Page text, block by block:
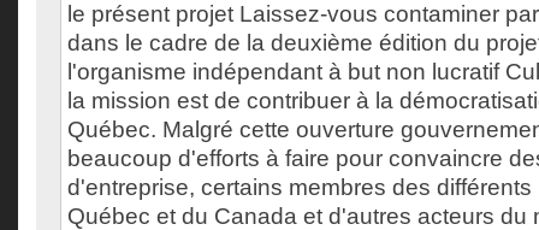
le présent projet Laissez-vous contaminer
dans le cadre de la deuxième édition du
l'organisme indépendant à but non lucratif
la mission est de contribuer à la
Québec. Malgré cette ouverture
beaucoup d'efforts à faire pour convaincre
d'entreprise, certains membres des
Québec et du Canada et d'autres acteurs du